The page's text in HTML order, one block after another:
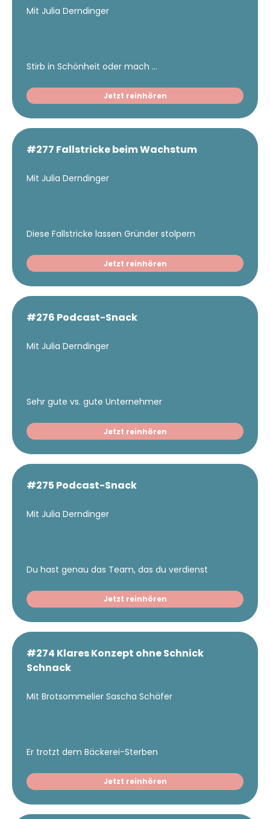
Mit Julia Derndinger
Stirb in Schönheit oder mach ...
Jetzt reinhören
#277 Fallstricke beim Wachstum
Mit Julia Derndinger
Diese Fallstricke lassen Gründer stolpern
Jetzt reinhören
#276 Podcast-Snack
Mit Julia Derndinger
Sehr gute vs. gute Unternehmer
Jetzt reinhören
#275 Podcast-Snack
Mit Julia Derndinger
Du hast genau das Team, das du verdienst
Jetzt reinhören
#274 Klares Konzept ohne Schnick
Schnack
Mit Brotsommelier Sascha Schäfer
Er trotzt dem Bäckerei-Sterben
Jetzt reinhören